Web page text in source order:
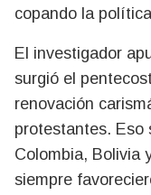
copando la
El investigador
surgió el
renovación
protestantes. Eso
Colombia, Bolivia
siempre